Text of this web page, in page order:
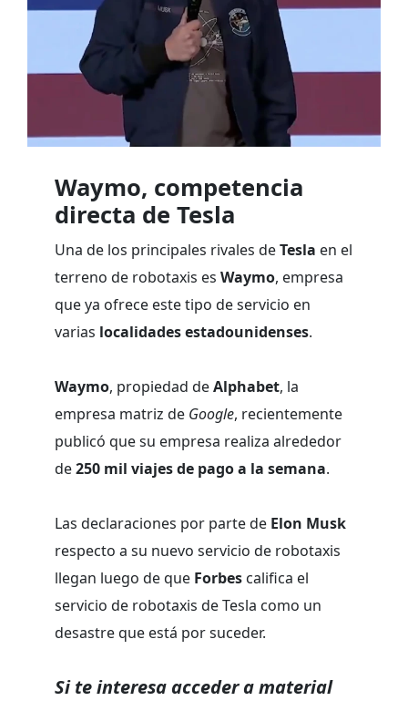
Waymo, competencia
directa de Tesla
Una de los principales rivales deTesla en el
terreno de robotaxis es Waymo, empresa
que ya ofrece este tipo de servicio en
varias localidades estadounidenses.
Waymo, propiedad deAlphabet, la
empresa matriz de Google, recientemente
publicó que su empresa realiza alrededor
de250 mil viajes de pago a la semana.
Las declaraciones por parte de Elon Musk
respecto a su nuevo servicio de robotaxis
llegan luego de que Forbes califica el
servicio de robotaxis de Tesla como un
desastre que está por suceder.
Si te interesa acceder a material